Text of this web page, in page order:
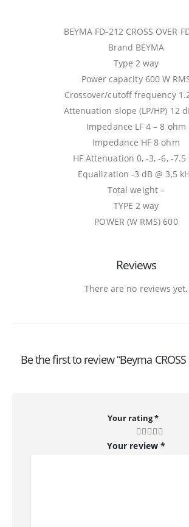
BEYMA FD-212 CROSS OVER
Brand BEYMA
Type 2 way
Power capacity 600 W
Crossover/cutoff frequency
Attenuation slope (LP/HP) 12
Impedance LF 4 – 8 ohm
Impedance HF 8 ohm
HF Attenuation 0, -3, -6, -7.5
Equalization -3 dB @ 3,5
Total weight –
TYPE 2 way
POWER (W RMS) 600
Reviews
There are no reviews yet.
Be the first to review “Beyma CROSS
Your rating*
Your review *